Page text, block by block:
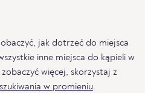
jak dotrzeć do miejsca
inne miejsca do kąpieli w
więcej, skorzystaj z
w promieniu.